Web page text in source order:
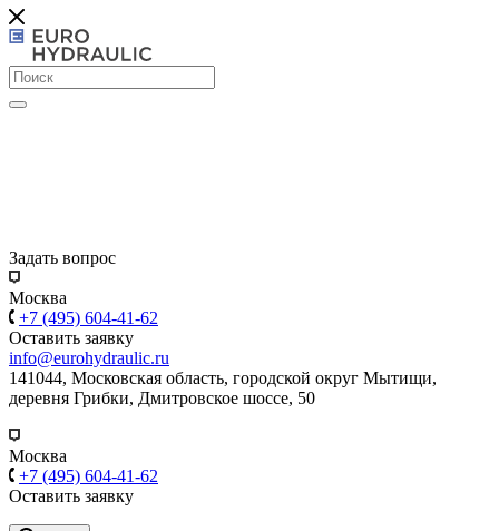
Задать вопрос
Москва
+7 (495) 604-41-62
Оставить заявку
info@eurohydraulic.ru
141044, Московская область, городской округ Мытищи,
деревня Грибки, Дмитровское шоссе, 50
Москва
+7 (495) 604-41-62
Оставить заявку